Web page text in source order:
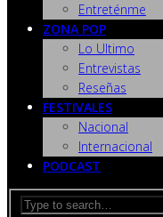
Entreténme
ZONA POP
Lo Ultimo
Entrevistas
Reseñas
FESTIVALES
Nacional
Internacional
PODCAST